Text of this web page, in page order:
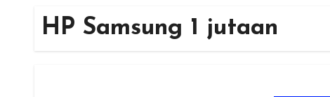
HP Samsung 1 jutaan